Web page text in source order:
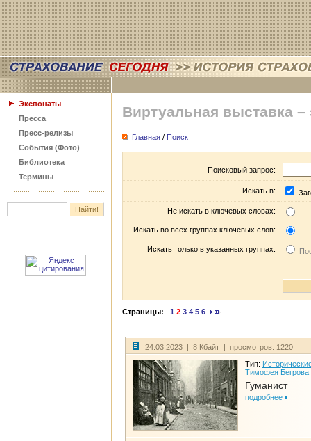
Экспонаты
Пресса
Пресс-релизы
События (Фото)
Библиотека
Термины
Виртуальная выставка –
Главная / Поиск
Поисковый запрос:
Искать в:
Не искать в ключевых словах:
Искать во всех группах ключевых слов:
Искать только в указанных группах:
Страницы: 1 2 3 4 5 6
24.03.2023 | 8 Кбайт | просмотров: 1220
Тип:
Тимофея Бегрова
Гуманист
подробнее